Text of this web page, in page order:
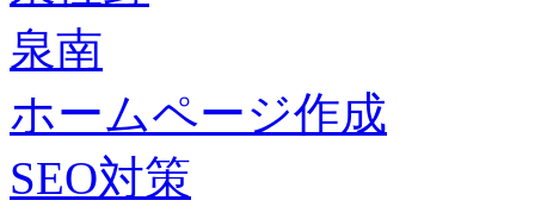
泉南
ホームページ作成
SEO対策